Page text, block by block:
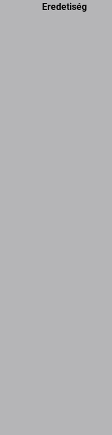
Eredetiség